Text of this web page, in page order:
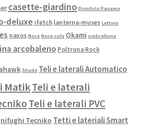
casette-giardino Dondolo Panama
deluxe ifetch lanterna-muses Lettino
naxos Nora Nora-sofa Okami ombrellone
arcobaleno Poltrona Rock
Shade Teli e laterali Automatico
MatikTeli e laterali
Teli e laterali PVC
Tecniko Tetti e lateriali Smart